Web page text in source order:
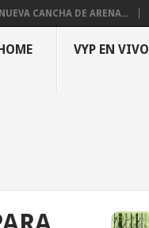
CANCHA DE ARENA...
VYP EN VIVO